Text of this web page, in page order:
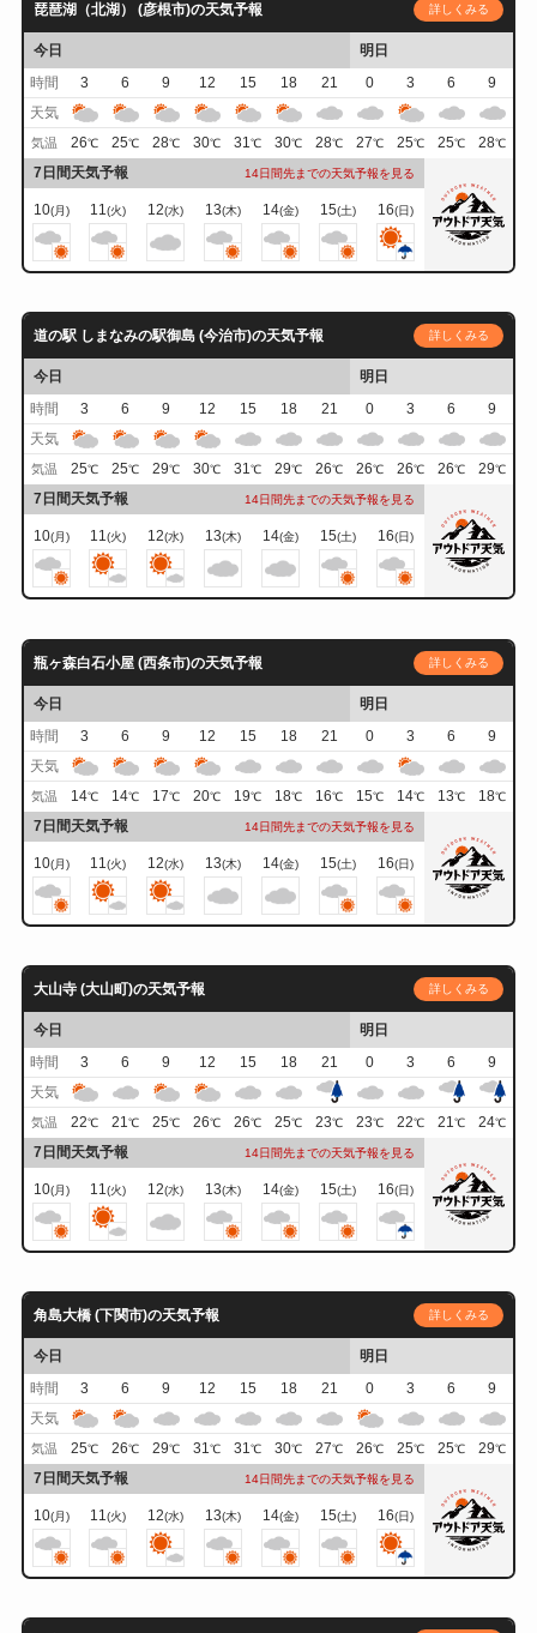
琵琶湖（北湖） (彦根市)の天気予報 詳しくみる
今日
明日
時間
3 6 9 12 15 18 21 0 3 6
9
天気
気温 26℃ 25℃ 28℃ 30℃ 31℃ 30℃ 28℃ 27℃ 25℃ 25℃ 28℃
7日間天気予報 14日間先までの天気予報を見る
10(月) 11(火) 12(水) 13(木) 14(金) 15(土) 16(日)
道の駅 しまなみの駅御島 (今治市)の天気予報 詳しくみる
今日
明日
時間
3 6 9 12 15 18 21 0 3 6
9
天気
気温 25℃ 25℃ 29℃ 30℃ 31℃ 29℃ 26℃ 26℃ 26℃ 26℃ 29℃
7日間天気予報 14日間先までの天気予報を見る
10(月) 11(火) 12(水) 13(木) 14(金) 15(土) 16(日)
瓶ヶ森白石小屋 (西条市)の天気予報 詳しくみる
今日
明日
時間
3 6 9 12 15 18 21 0 3 6
9
天気
気温 14℃ 14℃ 17℃ 20℃ 19℃ 18℃ 16℃ 15℃ 14℃ 13℃ 18℃
7日間天気予報 14日間先までの天気予報を見る
10(月) 11(火) 12(水) 13(木) 14(金) 15(土) 16(日)
大山寺 (大山町)の天気予報 詳しくみる
今日
明日
時間
3 6 9 12 15 18 21 0 3 6
9
天気
気温 22℃ 21℃ 25℃ 26℃ 26℃ 25℃ 23℃ 23℃ 22℃ 21℃ 24℃
7日間天気予報 14日間先までの天気予報を見る
10(月) 11(火) 12(水) 13(木) 14(金) 15(土) 16(日)
角島大橋 (下関市)の天気予報 詳しくみる
今日
明日
時間
3 6 9 12 15 18 21 0 3 6
9
天気
気温 25℃ 26℃ 29℃ 31℃ 31℃ 30℃ 27℃ 26℃ 25℃ 25℃ 29℃
7日間天気予報 14日間先までの天気予報を見る
10(月) 11(火) 12(水) 13(木) 14(金) 15(土) 16(日)